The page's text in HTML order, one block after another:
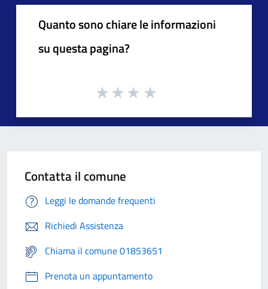
Quanto sono chiare le informazioni
su questa pagina?
Contatta il comune
Leggi le domande frequenti
Richiedi Assistenza
Chiama il comune 01853651
Prenota un appuntamento